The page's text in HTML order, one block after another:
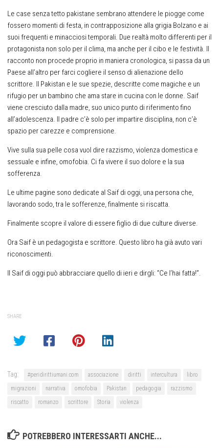
Le case senza tetto pakistane sembrano attendere le piogge come
fossero momenti di festa, in contrapposizione alla grigia Bolzano e ai
suoi frequenti e minacciosi temporali. Due realtà molto differenti per il
protagonista non solo per il clima, ma anche per il cibo e le festività. Il
racconto non procede proprio in maniera cronologica, si passa da un
Paese all’altro per farci cogliere il senso di alienazione dello
scrittore. Il Pakistan e le sue spezie, descritte come magiche e un
rifugio per un bambino che ama stare in cucina con le donne. Saif
viene cresciuto dalla madre, suo unico punto di riferimento fino
all’adolescenza. Il padre c’è solo per impartire disciplina, non c’è
spazio per carezze e comprensione.
Vive sulla sua pelle cosa vuol dire razzismo, violenza domestica e
sessuale e infine, omofobia. Ci fa vivere il suo dolore e la sua
sofferenza.
Le ultime pagine sono dedicate al Saif di oggi, una persona che,
lavorando sodo, tra le sofferenze, finalmente si riscatta.
Finalmente scopre il valore di essere figlio di due culture diverse.
Ora Saif è un pedagogista e scrittore. Questo libro ha già avuto vari
riconoscimenti.
Il Saif di oggi può abbracciare quello di ieri e dirgli: “Ce l’hai fatta!”.
SHARE
Tag: #peridirittiumani.com associazione diritti intercultura
libro
migrazioni
narrativa omofobia Pakistan pedagogia
razzismo
riscatto
romanzo scrittore Storia violenza
POTREBBERO INTERESSARTI ANCHE...